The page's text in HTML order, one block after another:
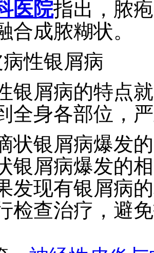
医院指出，脓
合成脓糊状。
性银屑病
银屑病的特点
全身各部位，
状银屑病爆发
银屑病爆发的
发现有银屑病
检查治疗，避